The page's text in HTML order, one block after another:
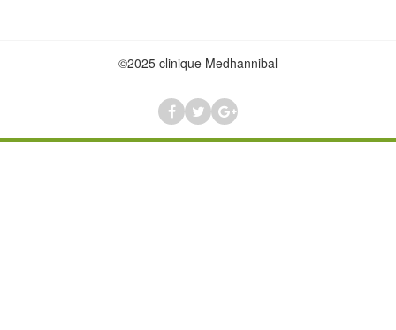
©2025 clinique Medhannibal